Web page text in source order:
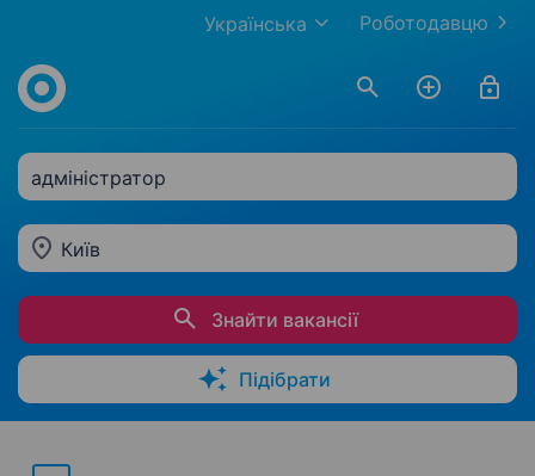
Роботодавцю
Українська
адміністратор
Київ
Знайти вакансії
Підібрати